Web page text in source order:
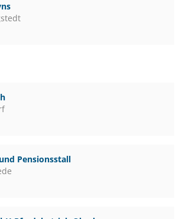
Pensionsstall